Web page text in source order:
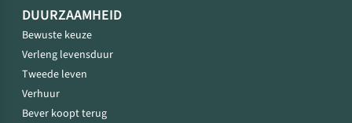
DUURZAAMHEID
Bewuste keuze
Verleng levensduur
Tweede leven
Verhuur
Bever koopt terug